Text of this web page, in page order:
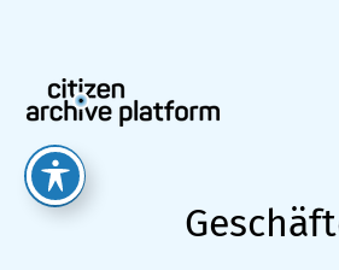
springen